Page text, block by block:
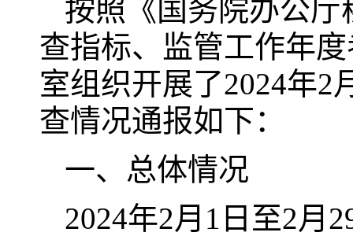
按照《国务院办公
查指标、监管工作年
室组织开展了2024年2
查情况通报如下：
一、总体情况
2024年2月1日至2月